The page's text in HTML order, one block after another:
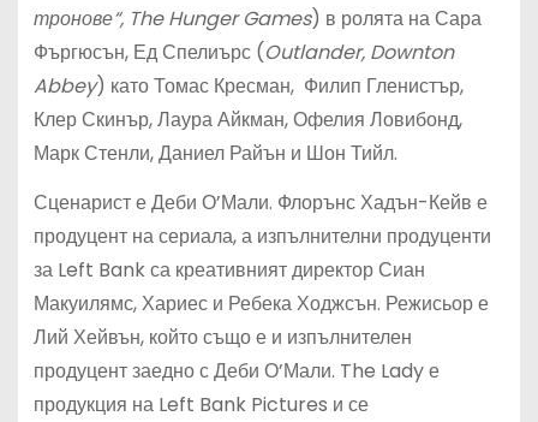
тронове“, The Hunger Games) в ролята на Сара
Фъргюсън, Ед Спелиърс (Outlander, Downton
Abbey) като Томас Кресман, Филип Гленистър,
Клер Скинър, Лаура Айкман, Офелия Ловибонд,
Марк Стенли, Даниел Райън и Шон Тийл.
Сценарист е Деби О’Мали. Флорънс Хадън-Кейв е
продуцент на сериала, а изпълнителни продуценти
за Left Bank са креативният директор Сиан
Макуилямс, Хариес и Ребека Ходжсън. Режисьор е
Лий Хейвън, който също е и изпълнителен
продуцент заедно с Деби О’Мали. The Lady е
продукция на Left Bank Pictures и се